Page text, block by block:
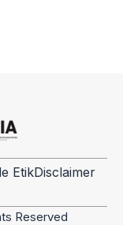
EtikDisclaimer
Reserved